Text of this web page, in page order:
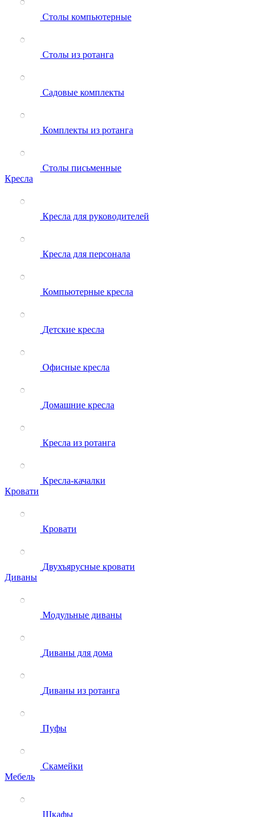
Столы компьютерные
Столы из ротанга
Садовые комплекты
Комплекты из ротанга
Столы письменные
Кресла
Кресла для руководителей
Кресла для персонала
Компьютерные кресла
Детские кресла
Офисные кресла
Домашние кресла
Кресла из ротанга
Кресла-качалки
Кровати
Кровати
Двухъярусные кровати
Диваны
Модульные диваны
Диваны для дома
Диваны из ротанга
Пуфы
Скамейки
Мебель
Шкафы